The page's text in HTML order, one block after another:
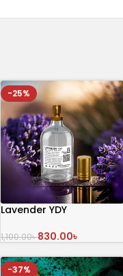
-25%
Lavender YDY
1,100.00৳830.00৳
অর্ডার করুন
-37%